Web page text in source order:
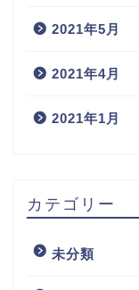
2021年5月
2021年4月
2021年1月
カテゴリー
未分類